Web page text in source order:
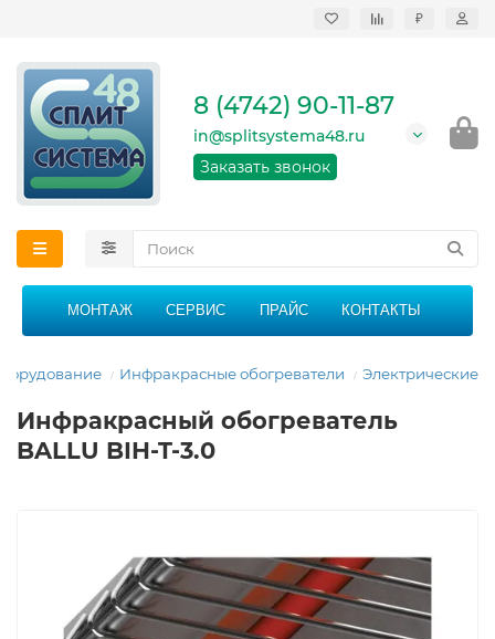
₽
кондиционеров в
области
График работы: 9:00 -
21:00 без перерыва и
8 (4742) 90-11-87
in@splitsystema48.ru
Заказать звонок
МОНТАЖ СЕРВИС ПРАЙС КОНТАКТЫ
Инфракрасные обогреватели Электрические
Инфракрасный обогреватель
BALLU BIH-T-3.0